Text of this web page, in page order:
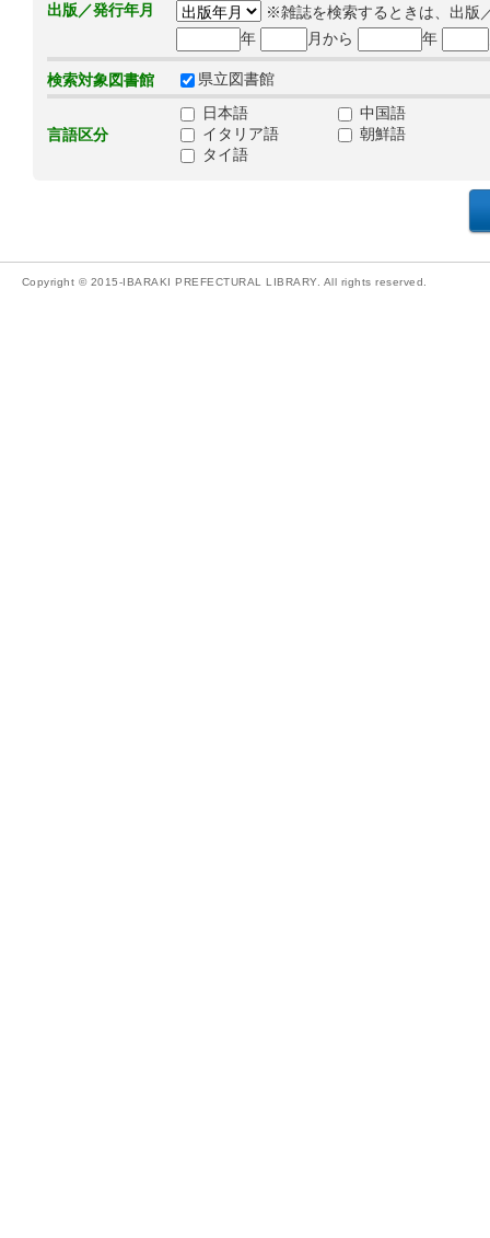
出版／発行年月
※雑誌を検索するときは、出版
年
月から 年
検索対象図書館 県立図書館
言語区分
日本語
中国語
イタリア語
朝鮮語
タイ語
Copyright © 2015-IBARAKI PREFECTURAL LIBRARY. All rights reserved.